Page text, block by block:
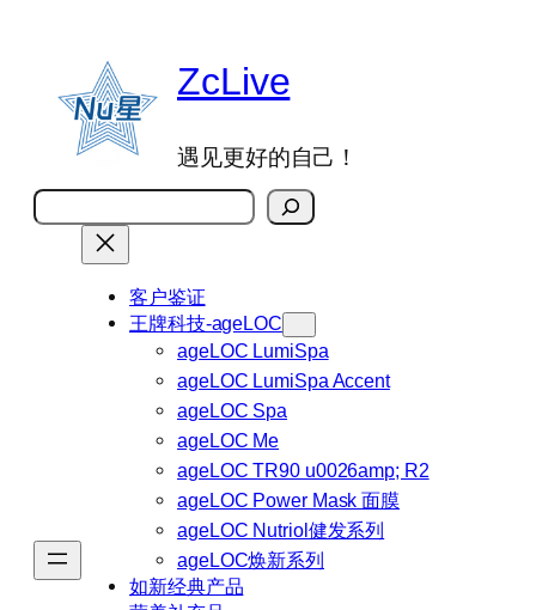
ZcLive
遇见更好的自己！
搜
索
客户鉴证
王牌科技-ageLOC
ageLOC LumiSpa
ageLOC LumiSpa Accent
ageLOC Spa
ageLOC Me
ageLOC TR90 u0026amp; R2
ageLOC Power Mask 面膜
ageLOC Nutriol健发系列
ageLOC焕新系列
如新经典产品